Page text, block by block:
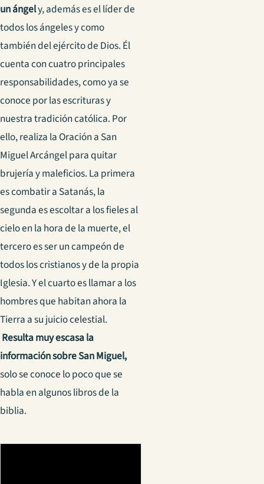
un ángely, además es el líder de
todos los ángeles y como
también del ejército de Dios. Él
cuenta con cuatro principales
responsabilidades, como ya se
conoce por las escrituras y
nuestra tradición católica. Por
ello, realiza la Oración a San
Miguel Arcángel para quitar
brujería y maleficios. La primera
es combatir a Satanás, la
segunda es escoltar a los fieles al
cielo en la hora de la muerte, el
tercero es ser un campeón de
todos los cristianos y de la propia
Iglesia. Y el cuarto es llamar a los
hombres que habitan ahora la
Tierra a su juicio celestial.
Resulta muy escasa la
información sobre San Miguel,
solo se conoce lo poco que se
habla en algunos libros de la
biblia.